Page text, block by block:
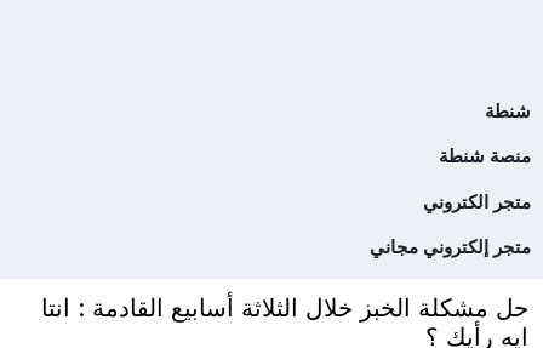
شنطة
منصة شنطة
متجر الكتروني
متجر إلكتروني مجاني
حل مشكلة الخبز خلال الثلاثة أسابيع القادمة : انتا
ايه رأيك ؟